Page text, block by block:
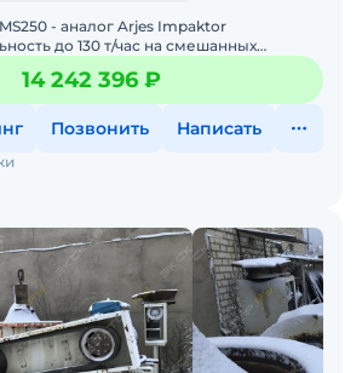
- аналог Arjes Impaktor
до 130 т/час на смешанных
бетоне,
отходы прям
14 242 396 ₽
Позвонить Написать